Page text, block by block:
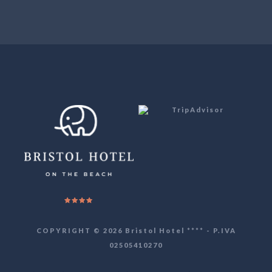
COPYRIGHT © 2026 Bristol Hotel **** - P.IVA
02505410270